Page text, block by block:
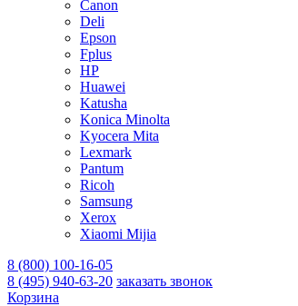
Canon
Deli
Epson
Fplus
HP
Huawei
Katusha
Konica Minolta
Kyocera Mita
Lexmark
Pantum
Ricoh
Samsung
Xerox
Xiaomi Mijia
8 (800) 100-16-05
8 (495) 940-63-20 заказать звонок
Корзина